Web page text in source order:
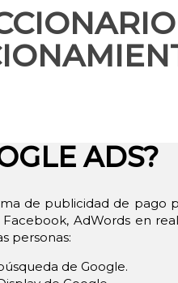
ADS?
de publicidad de pago
AdWords en
personas:
de Google.